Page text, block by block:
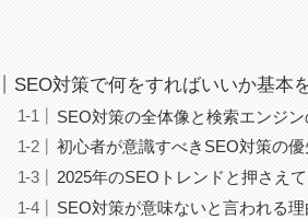
SEO対策で何をすればいいか基本
SEO対策の全体像と検索エンジ
初心者が意識すべきSEO対策の優
2025年のSEOトレンドと押さえ
SEO対策が意味ないと言われる